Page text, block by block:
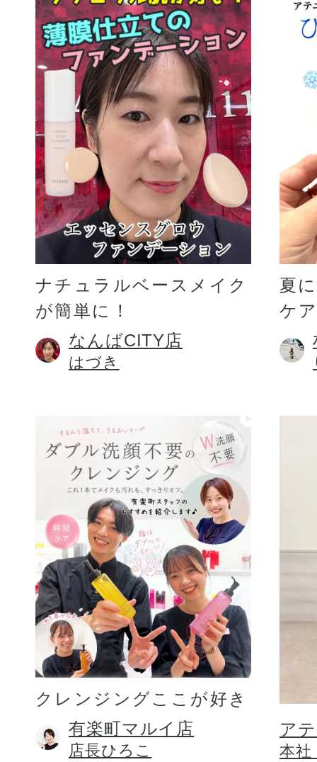
ファッション
ギフト
ご利用ガイド
よくあるご質問
ナチュラルベースメイク
が簡単に！
なんばCITY店
はづき
夏
ケ
クレンジングここが好き
有楽町マルイ店
店長ひろこ
ア
本